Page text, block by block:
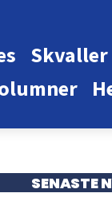
Skvaller
SENASTE